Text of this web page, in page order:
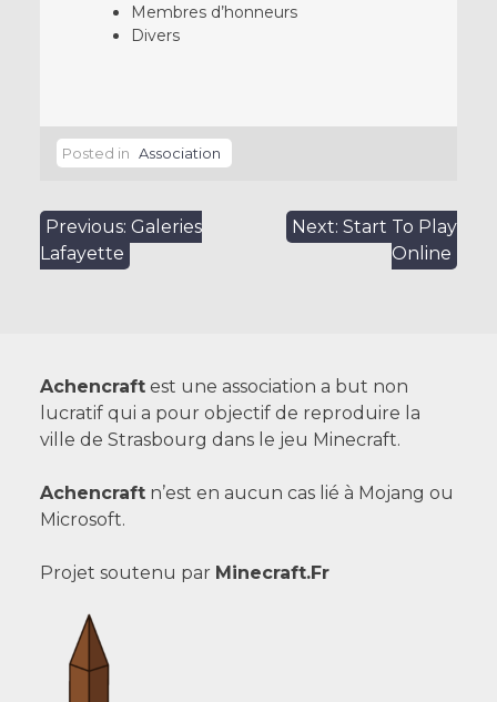
Membres d’honneurs
Divers
Posted in Association
Navigation
de
Previous: Galeries
Lafayette
Next: Start To Play
Online
Achencraft est une association a but non
lucratif qui a pour objectif de reproduire la
ville de Strasbourg dans le jeu Minecraft.
Achencraft n’est en aucun cas lié à Mojang ou
Microsoft.
Projet soutenu par Minecraft.Fr